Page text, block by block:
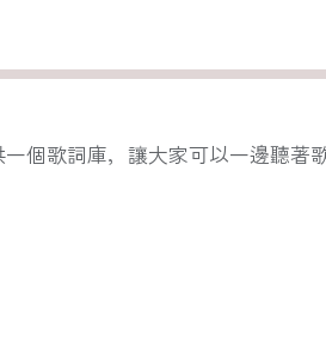
個歌詞庫，讓大家可以一邊聽